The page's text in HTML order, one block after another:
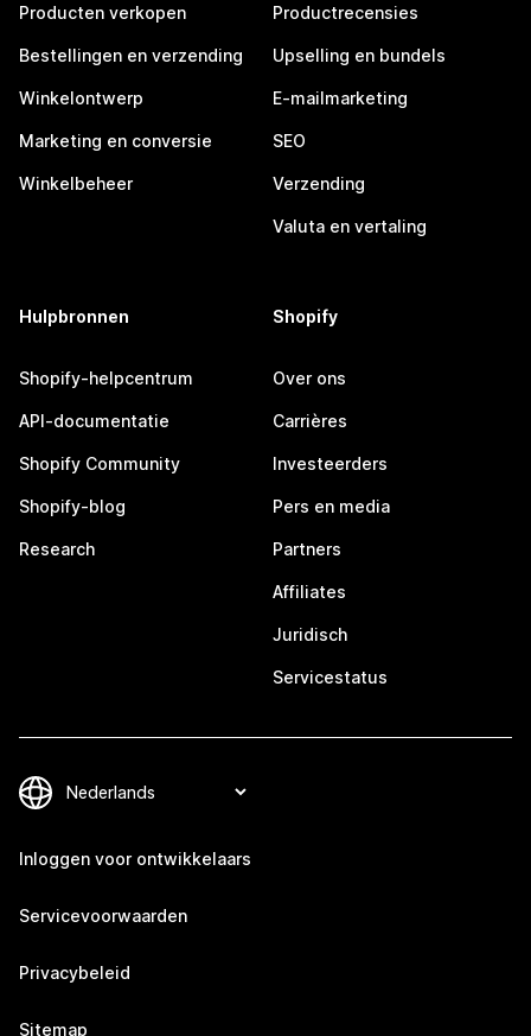
Producten verkopen
Bestellingen en verzending
Winkelontwerp
Marketing en conversie
Winkelbeheer
Productrecensies
Upselling en bundels
E-mailmarketing
SEO
Verzending
Valuta en vertaling
Hulpbronnen
Shopify-helpcentrum
API-documentatie
Shopify Community
Shopify-blog
Research
Shopify
Over ons
Carrières
Investeerders
Pers en media
Partners
Affiliates
Juridisch
Servicestatus
Inloggen voor ontwikkelaars
Servicevoorwaarden
Privacybeleid
Sitemap